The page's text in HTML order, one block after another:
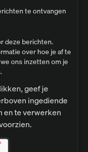
te ontvangen
deze berichten.
over hoe je af te
ons inzetten om je
geef je
ingediende
en te verwerken